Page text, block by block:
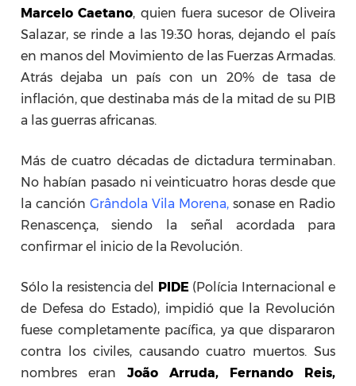
Marcelo Caetano, quien fuera sucesor de Oliveira
Salazar, se rinde a las 19:30 horas, dejando el país
en manos del Movimiento de las Fuerzas Armadas.
Atrás dejaba un país con un 20% de tasa de
inflación, que destinaba más de la mitad de su PIB
a las guerras africanas.
Más de cuatro décadas de dictadura terminaban.
No habían pasado ni veinticuatro horas desde que
la canción Grândola Vila Morena, sonase en Radio
Renascença, siendo
la señal acordada para
confirmar el inicio de la Revolución.
Sólo la resistencia del PIDE(Polícia Internacional e
de Defesa do Estado), impidió que la Revolución
fuese completamente pacífica, ya que dispararon
contra los civiles, causando cuatro muertos. Sus
nombres eran João Arruda, Fernando Reis,